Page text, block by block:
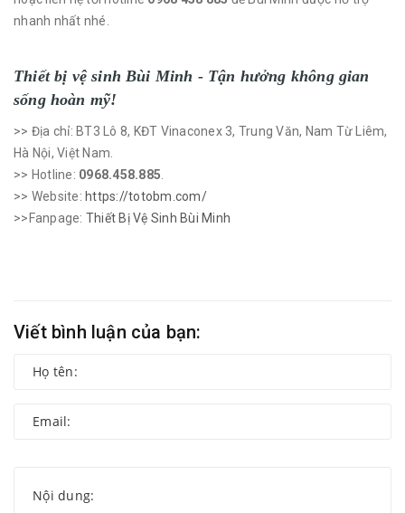
nhanh nhất nhé.
Thiết bị vệ sinh Bùi Minh - Tận hưởng không gian
sống hoàn mỹ!
>> Địa chỉ: BT3 Lô 8, KĐT Vinaconex 3, Trung Văn, Nam Từ Liêm,
Hà Nội, Việt Nam.
>> Hotline: 0968.458.885
>> Website: https://totobm.com/
>>Fanpage: Thiết Bị Vệ Sinh Bùi Minh
Viết bình luận của bạn: